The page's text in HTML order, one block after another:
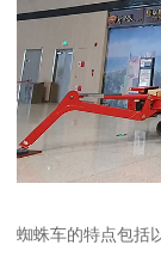
蜘蛛车的特点包括